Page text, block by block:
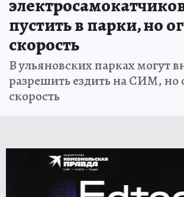
пустить в парки, но
скорость
В ульяновских парках могут
разрешить ездить на СИМ, но
скорость